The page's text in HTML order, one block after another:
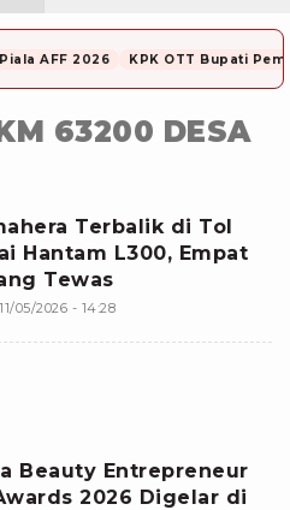
Piala AFF 2026 KPK OTT Bupati
63200 DESA
Terbalik di Tol
Hantam L300, Empat
Tewas
11/05/2026 - 14:28
Beauty Entrepreneur
2026 Digelar di